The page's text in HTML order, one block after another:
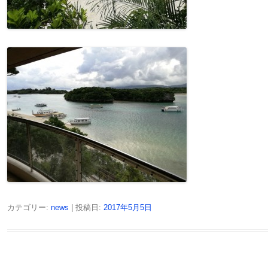
カテゴリー: news | 投稿日: 2017年5月5日